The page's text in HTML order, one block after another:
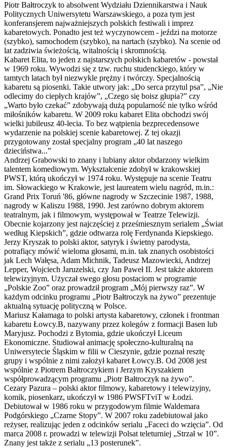
Piotr Bałtroczyk to absolwent Wydziału Dziennikarstwa i Nauk
Politycznych Uniwersytetu Warszawskiego, a poza tym jest
konferansjerem najważniejszych polskich festiwali i imprez
kabaretowych. Ponadto jest też wyczynowcem - jeździ na motorze
(szybko), samochodem (szybko), na nartach (szybko). Na scenie od
lat zadziwia świeżością, witalnością i skromnością.
Kabaret Elita, to jeden z najstarszych polskich kabaretów - powstał
w 1969 roku. Wywodzi się z tzw. ruchu studenckiego, który w
tamtych latach był niezwykle prężny i twórczy. Specjalnością
kabaretu są piosenki. Takie utwory jak: „Do serca przytul psa”, „Nie
odlecimy do ciepłych krajów”, „Czego się boisz głupia?” czy
„Warto było czekać” zdobywają dużą popularność nie tylko wśród
miłośników kabaretu. W 2009 roku kabaret Elita obchodzi swój
wielki jubileusz 40-lecia. To bez wątpienia bezprecedensowe
wydarzenie na polskiej scenie kabaretowej. Z tej okazji
przygotowany został specjalny program „40 lat naszego
dzieciństwa...”
Andrzej Grabowski to znany i lubiany aktor obdarzony wielkim
talentem komediowym. Wykształcenie zdobył w krakowskiej
PWST, którą ukończył w 1974 roku. Występuje na scenie Teatru
im. Słowackiego w Krakowie, jest laureatem wielu nagród, m.in.:
Grand Prix Toruń '86, główne nagrody w Szczecinie 1987, 1988,
nagrody w Kaliszu 1988, 1990. Jest zarówno dobrym aktorem
teatralnym, jak i filmowym, występował w Teatrze Telewizji.
Obecnie kojarzony jest najczęściej z prześmiesznym serialem „Świat
według Kiepskich”, gdzie odtwarza rolę Ferdynanda Kiepskiego.
Jerzy Kryszak to polski aktor, satyryk i świetny parodysta,
potrafiący mówić wieloma głosami, m.in. tak znanych osobistości
jak Lech Wałęsa, Adam Michnik, Tadeusz Mazowiecki, Andrzej
Lepper, Wojciech Jaruzelski, czy Jan Paweł II. Jest także aktorem
telewizyjnym. Użyczał swego głosu postaciom w programie
„Polskie Zoo” oraz prowadził program „Mój pierwszy raz”. W
każdym odcinku programu „Piotr Bałtroczyk na żywo” prezentuje
aktualną sytuację polityczną w Polsce.
Mariusz Kałamaga to polski artysta kabaretowy, członek i frontman
kabaretu Łowcy.B, nazywany przez kolegów z formacji Basen lub
Maryjusz. Pochodzi z Bytomia, gdzie ukończył Liceum
Ekonomiczne. Studiował animację społeczno-kulturalną na
Uniwersytecie Śląskim w filii w Cieszynie, gdzie poznał resztę
grupy i wspólnie z nimi założył kabaret Łowcy.B. Od 2008 jest
wspólnie z Piotrem Bałtroczykiem i Jerzym Kryszakiem
współprowadzącym programu „Piotr Bałtroczyk na żywo”.
Cezary Pazura – polski aktor filmowy, kabaretowy i telewizyjny,
komik, piosenkarz, ukończył w 1986 PWSFTviT w Łodzi.
Debiutował w 1986 roku w przygodowym filmie Waldemara
Podgórskiego „Czarne Stopy”. W 2007 roku zadebiutował jako
reżyser, realizując jeden z odcinków serialu „Faceci do wzięcia”. Od
marca 2008 r. prowadzi w telewizji Polsat teleturniej „Strzał w 10”.
Znany jest także z serialu „13 posterunek”.